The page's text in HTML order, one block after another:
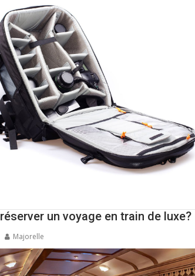
un voyage en train de luxe?
Majorelle